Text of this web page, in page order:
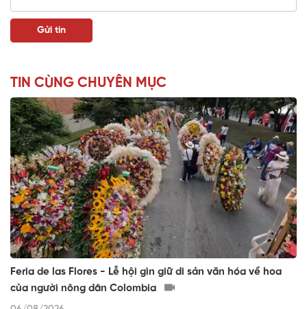
TIN CÙNG CHUYÊN MỤC
Feria de las Flores - Lễ hội gìn giữ di sản văn hóa về hoa
của người nông dân Colombia